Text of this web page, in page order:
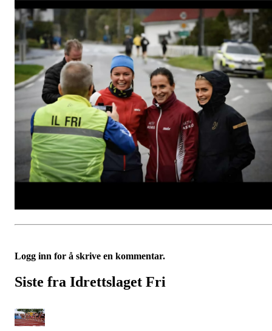
Logg inn for å skrive en kommentar.
Siste fra Idrettslaget Fri